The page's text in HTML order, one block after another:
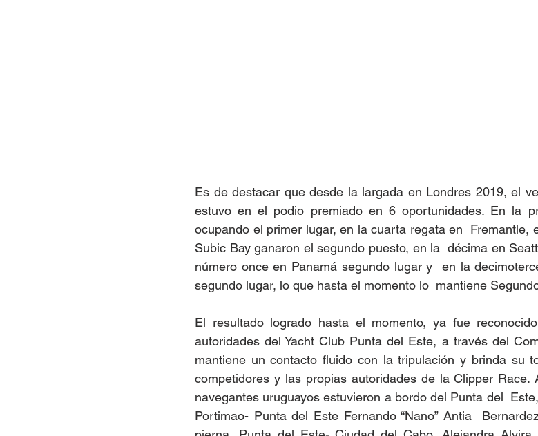
Es de destacar que desde la largada en Londres 2019, el
estuvo en el podio premiado en 6 oportunidades. En la
ocupando el primer lugar, en la cuarta regata en  Fremantle,
Subic Bay ganaron el segundo puesto, en la  décima en
número once en Panamá segundo lugar y  en la
segundo lugar, lo que hasta el momento lo  mantiene
El resultado logrado hasta el momento, ya fue
autoridades del Yacht Club Punta del Este, a través del
mantiene un contacto fluido con la tripulación y brinda su
competidores y las propias autoridades de la Clipper Race.
navegantes uruguayos estuvieron a bordo del Punta del
Portimao- Punta del Este Fernando “Nano” Antia